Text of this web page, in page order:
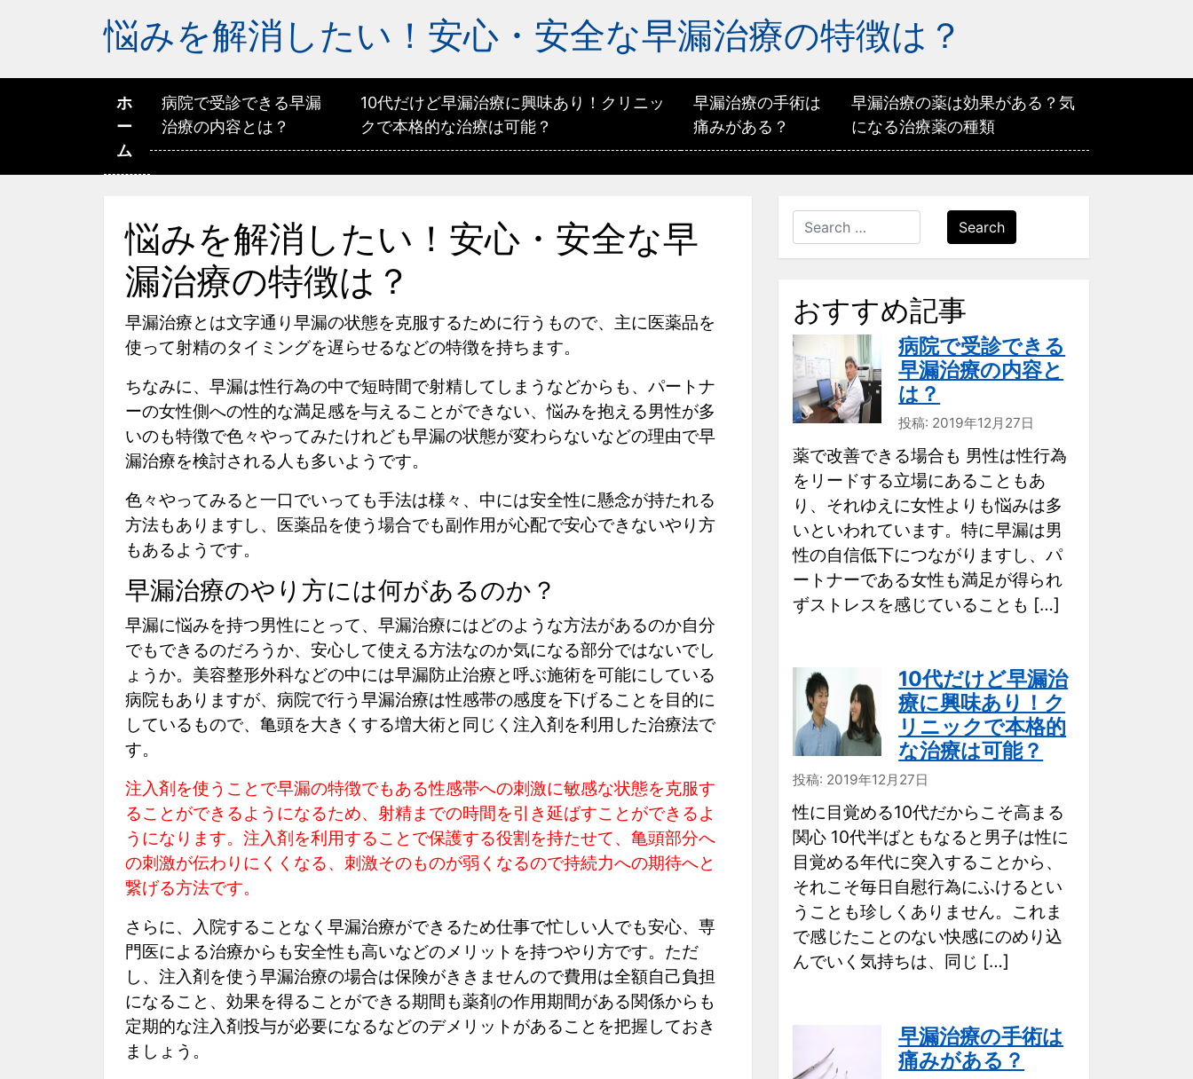
悩みを解消したい！安心・安全な早漏治療の特徴は？
ホ
ー
ム
病院で受診できる早漏
治療の内容とは？
10代だけど早漏治療に興味あり！クリニッ
クで本格的な治療は可能？
早漏治療の手術は
痛みがある？
早漏治療の薬は効果がある？気
になる治療薬の種類
悩みを解消したい！安心・安全な早
漏治療の特徴は？
早漏治療とは文字通り早漏の状態を克服するために行うもので、主に医薬品を
使って射精のタイミングを遅らせるなどの特徴を持ちます。
ちなみに、早漏は性行為の中で短時間で射精してしまうなどからも、パートナ
ーの女性側への性的な満足感を与えることができない、悩みを抱える男性が多
いのも特徴で色々やってみたけれども早漏の状態が変わらないなどの理由で早
漏治療を検討される人も多いようです。
色々やってみると一口でいっても手法は様々、中には安全性に懸念が持たれる
方法もありますし、医薬品を使う場合でも副作用が心配で安心できないやり方
もあるようです。
早漏治療のやり方には何があるのか？
早漏に悩みを持つ男性にとって、早漏治療にはどのような方法があるのか自分
でもできるのだろうか、安心して使える方法なのか気になる部分ではないでし
ょうか。美容整形外科などの中には早漏防止治療と呼ぶ施術を可能にしている
病院もありますが、病院で行う早漏治療は性感帯の感度を下げることを目的に
しているもので、亀頭を大きくする増大術と同じく注入剤を利用した治療法で
す。
注入剤を使うことで早漏の特徴でもある性感帯への刺激に敏感な状態を克服す
ることができるようになるため、射精までの時間を引き延ばすことができるよ
うになります。注入剤を利用することで保護する役割を持たせて、亀頭部分へ
の刺激が伝わりにくくなる、刺激そのものが弱くなるので持続力への期待へと
繋げる方法です。
さらに、入院することなく早漏治療ができるため仕事で忙しい人でも安心、専
門医による治療からも安全性も高いなどのメリットを持つやり方です。ただ
し、注入剤を使う早漏治療の場合は保険がききませんので費用は全額自己負担
になること、効果を得ることができる期間も薬剤の作用期間がある関係からも
定期的な注入剤投与が必要になるなどのデメリットがあることを把握しておき
ましょう。
Search
おすすめ記事
病院で受診できる
早漏治療の内容と
は？
投稿: 2019年12月27日
薬で改善できる場合も 男性は性行為
をリードする立場にあることもあ
り、それゆえに女性よりも悩みは多
いといわれています。特に早漏は男
性の自信低下につながりますし、パ
ートナーである女性も満足が得られ
ずストレスを感じていることも […]
10代だけど早漏治
療に興味あり！ク
リニックで本格的
な治療は可能？
投稿: 2019年12月27日
性に目覚める10代だからこそ高まる
関心 10代半ばともなると男子は性に
目覚める年代に突入することから、
それこそ毎日自慰行為にふけるとい
うことも珍しくありません。これま
で感じたことのない快感にのめり込
んでいく気持ちは、同じ […]
早漏治療の手術は
痛みがある？